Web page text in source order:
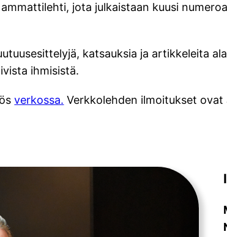
jota julkaistaan kuusi
katsauksia ja artikkeleita
ihmisistä.
verkossa. Verkkolehden ilmoitukset ovat